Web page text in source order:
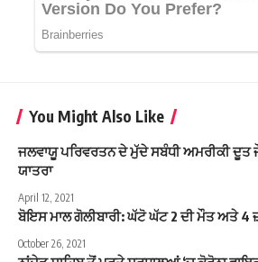
You Might Also Like
ਜਲਵਾਯੂ ਪਰਿਵਰਤਨ ਦੇ ਮੁੱਦੇ ਸਬੰਧੀ ਅਮਰੀਕੀ ਦੂਤ
ਯਾਤਰਾ
April 12, 2021
ਬੋਇਸ ਮਾਲ ਗੋਲੀਬਾਰੀ: ਘੱਟੋ ਘੱਟ 2 ਦੀ ਮੌਤ ਅਤੇ 4
October 26, 2021